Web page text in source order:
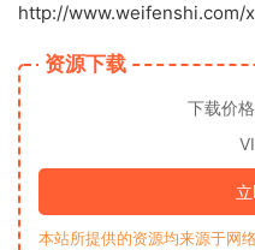
http://www.weifenshi.com/
资源下载
下载价格
本站所提供的资源均来源于网